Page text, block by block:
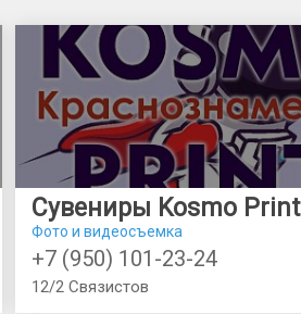
Сувениры Kosmo Print
Фото и видеосъемка
+7 (950) 101-23-24
12/2 Связистов